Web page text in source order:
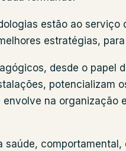
estão ao serviço
estratégias,
desde o papel
potencializam
envolve na organização
saúde,